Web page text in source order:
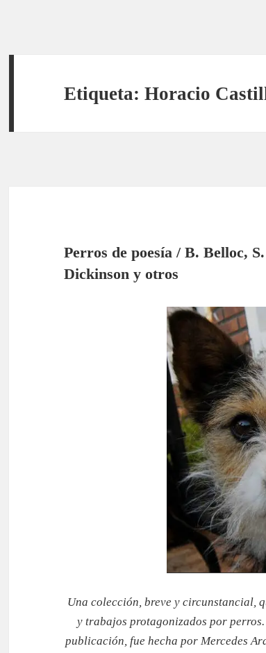
Etiqueta:Horacio
Perros de poesía / B. Belloc,
Dickinson y otros
Una colección, breve y circunstancial,
y trabajos protagonizados por
publicación, fue hecha por Mercedes